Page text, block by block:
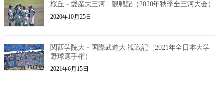
桜丘－愛産大三河 観戦記（2020年秋季全三河大会）
2020年10月25日
関西学院大－国際武道大 観戦記（2021年全日本大学
野球選手権）
2021年6月15日